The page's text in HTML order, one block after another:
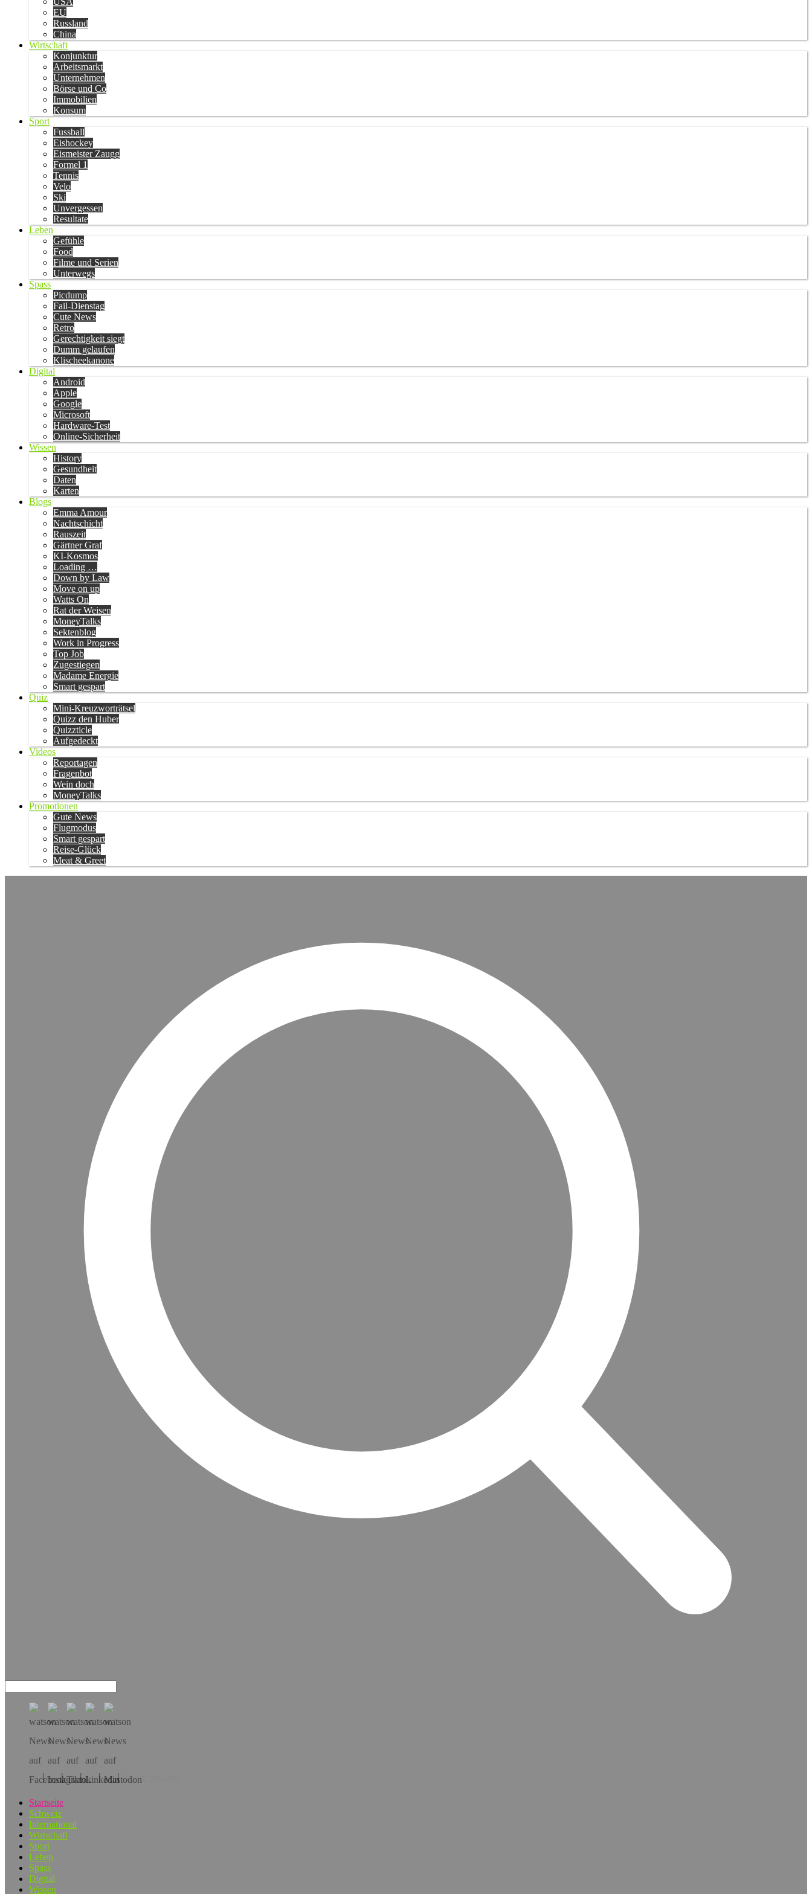
EU
Russland
China
Wirtschaft
Konjunktur
Arbeitsmarkt
Unternehmen
Börse und Co
Immobilien
Konsum
Sport
Fussball
Eishockey
Eismeister Zaugg
Formel 1
Tennis
Velo
Ski
Unvergessen
Resultate
Leben
Gefühle
Food
Filme und Serien
Unterwegs
Spass
Picdump
Fail-Dienstag
Cute News
Retro
Gerechtigkeit siegt
Dumm gelaufen
Klischeekanone
Digital
Android
Apple
Google
Microsoft
Hardware-Test
Online-Sicherheit
Wissen
History
Gesundheit
Daten
Karten
Blogs
Emma Amour
Nachtschicht
Rauszeit
Gärtner Graf
KI-Kosmos
Loading …
Down by Law
Move on up
Watts On
Rat der Weisen
MoneyTalks
Sektenblog
Work in Progress
Top Job
Zugestiegen
Madame Energie
Smart gespart
Quiz
Mini-Kreuzworträtsel
Quizz den Huber
Quizzticle
Aufgedeckt
Videos
Reportagen
Fragenbot
Wein doch
MoneyTalks
Promotionen
Gute News
Flugmodus
Smart gespart
Reise-Glück
Meat & Greet
Hol dir die App!
Startseite
Schweiz
International
Wirtschaft
Sport
Leben
Spass
Digital
Wissen